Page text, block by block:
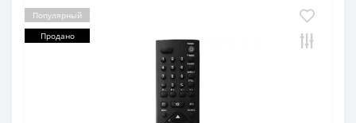
Популярный
Продано